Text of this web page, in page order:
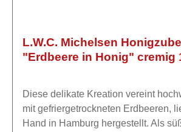
L.W.C. Michelsen
"Erdbeere in Honig" cremig
Diese delikate Kreation vereint
mit gefriergetrockneten Erdbeeren,
Hand in Hamburg hergestellt. Als